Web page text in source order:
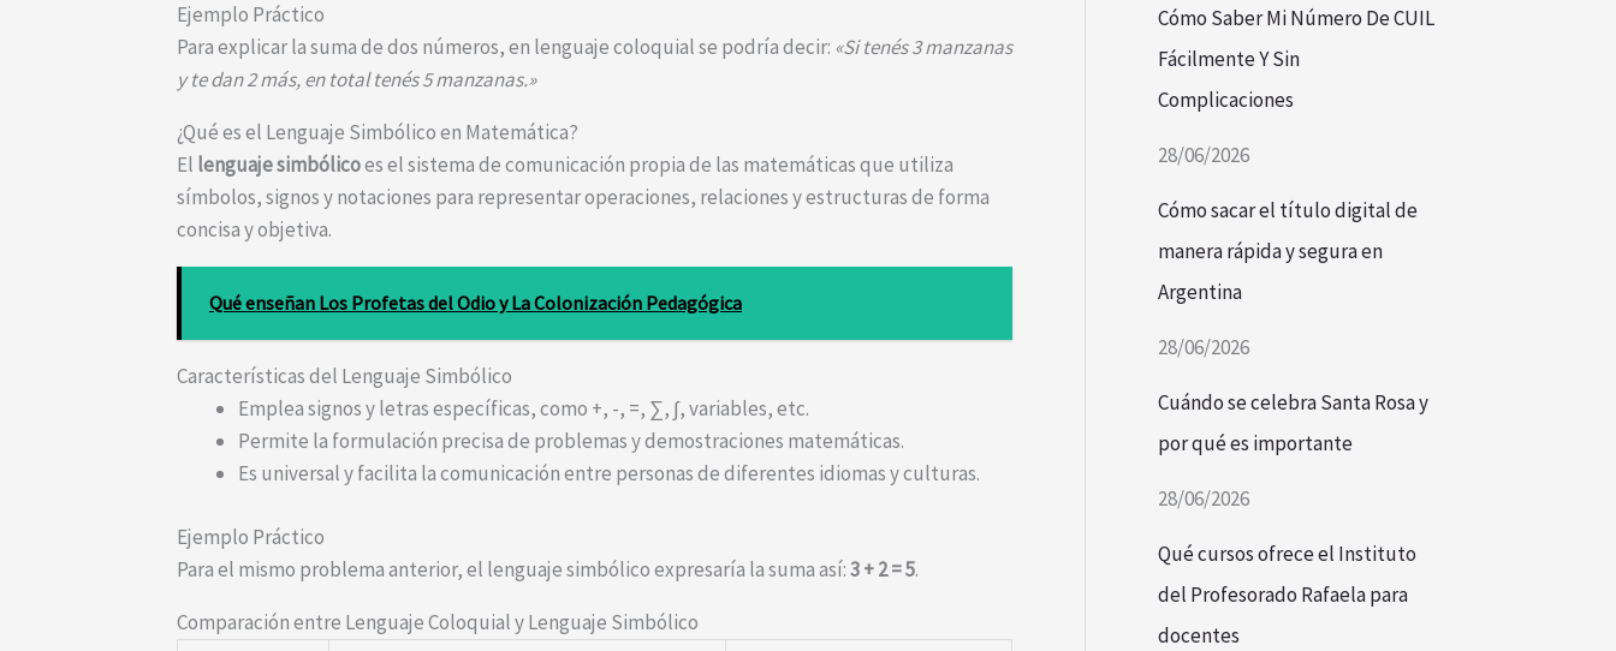
Ejemplo Práctico
Para explicar la suma de dos números, en lenguaje coloquial se podría decir: «Si tenés 3 manzanas
y te dan 2 más, en total tenés 5 manzanas.»
¿Qué es el Lenguaje Simbólico en Matemática?
El lenguaje simbólicoes el sistema de comunicación propia de las matemáticas que utiliza
símbolos, signos y notaciones para representar operaciones, relaciones y estructuras de forma
concisa y objetiva.
Qué enseñan Los Profetas del Odio y La Colonización Pedagógica
Características del Lenguaje Simbólico
Emplea signos y letras específicas, como +, -, =, ∑, ∫, variables, etc.
Permite la formulación precisa de problemas y demostraciones matemáticas.
Es universal y facilita la comunicación entre personas de diferentes idiomas y culturas.
Ejemplo Práctico
Para el mismo problema anterior, el lenguaje simbólico expresaría la suma así:3 + 2 = 5.
Comparación entre Lenguaje Coloquial y Lenguaje Simbólico
Cómo Saber Mi Número De CUIL
Fácilmente Y Sin
Complicaciones
28/06/2026
Cómo sacar el título digital de
manera rápida y segura en
Argentina
28/06/2026
Cuándo se celebra Santa Rosa y
por qué es importante
28/06/2026
Qué cursos ofrece el Instituto
del Profesorado Rafaela para
docentes